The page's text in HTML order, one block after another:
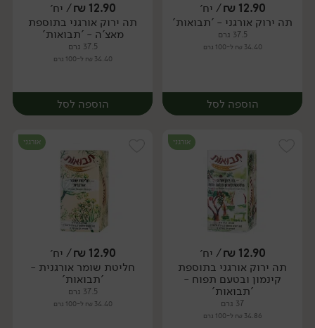
יח׳ יח׳
12.90
₪/ יח׳
תה ירוק אורגני - 'תבואות'
37.5 גרם
34.40 ₪ ל-100 גרם
הוספה לסל
יח׳
12.90
₪/ יח׳
תה ירוק אורגני בתוספת
מאצ'ה - 'תבואות'
37.5 גרם
34.40 ₪ ל-100 גרם
הוספה לסל
יח׳
אורגני
12.90
₪/ יח׳
תה ירוק אורגני בתוספת
קינמון ובטעם תפוח -
'תבואות'
37 גרם
34.86 ₪ ל-100 גרם
אורגני
12.90
₪/ יח׳
חליטת שומר אורגנית -
'תבואות'
37.5 גרם
34.40 ₪ ל-100 גרם